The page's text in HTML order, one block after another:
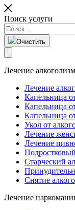
Поиск услуги
Очистить
Лечение
Лечение
Капельница
Капельница
Капельница
Укол от
Лечение
Лечение
Старческий
Снятие
Лечение